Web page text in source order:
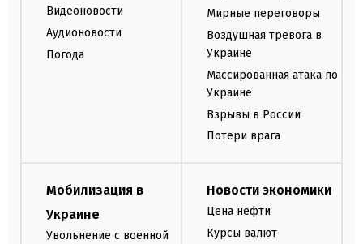
Видеоновости
Аудионовости
Погода
Мирные переговоры
Воздушная тревога в
Украине
Массированная атака по
Украине
Взрывы в России
Потери врага
Мобилизация в
Украине
Увольнение с военной
Новости экономики
Цена нефти
Курсы валют